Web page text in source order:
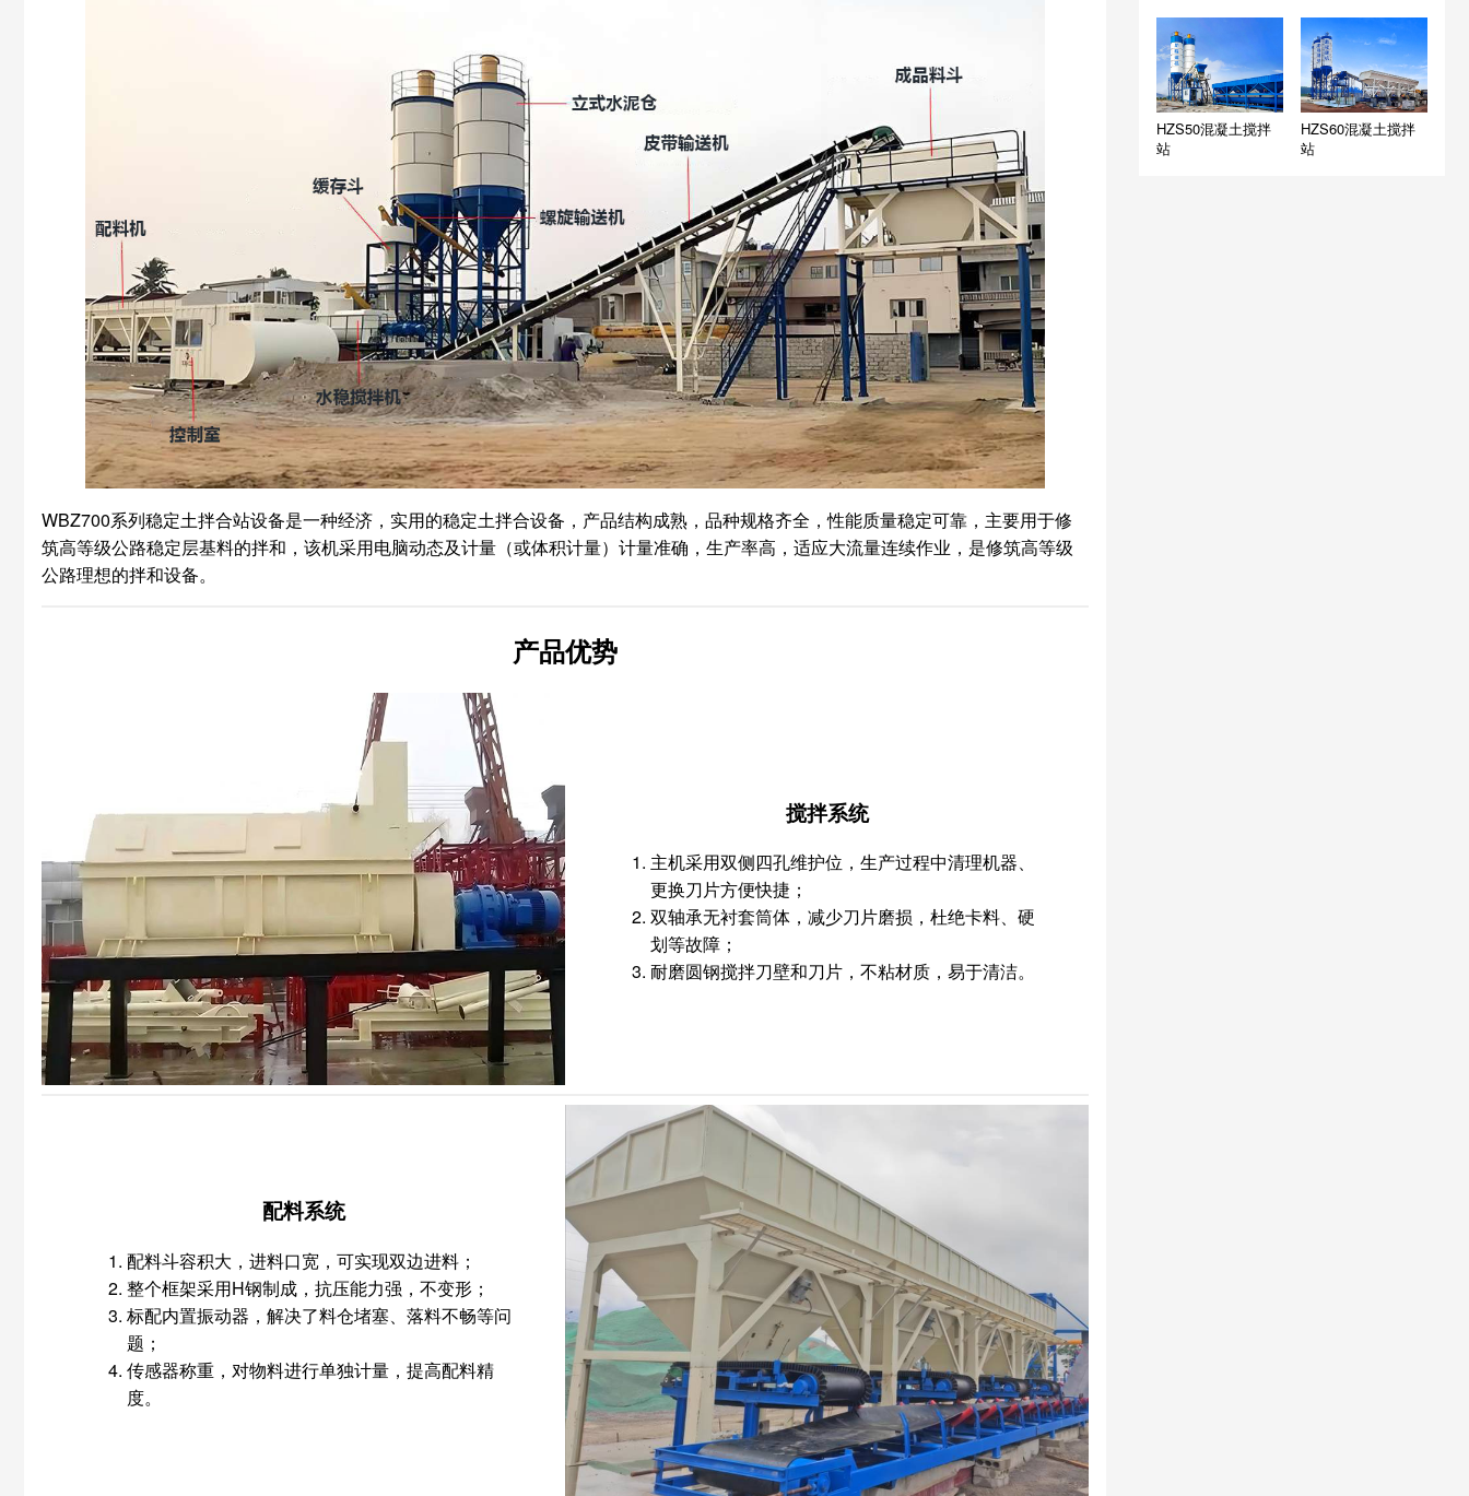
HZS50混凝土搅拌
站
HZS60混凝土搅拌
站
WBZ700系列稳定土拌合站设备是一种经济，实用的稳定土拌合设备，产品结构成熟，品种规格齐全，性能质量稳定可靠，主要用于修
筑高等级公路稳定层基料的拌和，该机采用电脑动态及计量（或体积计量）计量准确，生产率高，适应大流量连续作业，是修筑高等级
公路理想的拌和设备。
产品优势
搅拌系统
主机采用双侧四孔维护位，生产过程中清理机器、
更换刀片方便快捷；
双轴承无衬套筒体，减少刀片磨损，杜绝卡料、硬
划等故障；
耐磨圆钢搅拌刀壁和刀片，不粘材质，易于清洁。
配料系统
配料斗容积大，进料口宽，可实现双边进料；
整个框架采用H钢制成，抗压能力强，不变形；
标配内置振动器，解决了料仓堵塞、落料不畅等问
题；
传感器称重，对物料进行单独计量，提高配料精
度。